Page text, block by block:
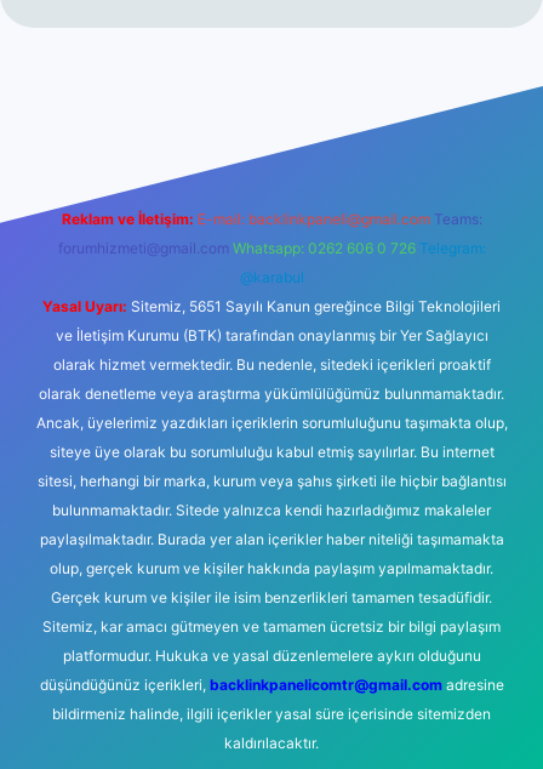
Reklam ve İletişim: E-mail: backlinkpaneli@gmail.com Teams:
forumhizmeti@gmail.com Whatsapp: 0262 606 0 726 Telegram:
@karabul
Yasal Uyarı: Sitemiz, 5651 Sayılı Kanun gereğince Bilgi Teknolojileri
ve İletişim Kurumu (BTK) tarafından onaylanmış bir Yer Sağlayıcı
olarak hizmet vermektedir. Bu nedenle, sitedeki içerikleri proaktif
olarak denetleme veya araştırma yükümlülüğümüz bulunmamaktadır.
Ancak, üyelerimiz yazdıkları içeriklerin sorumluluğunu taşımakta olup,
siteye üye olarak bu sorumluluğu kabul etmiş sayılırlar. Bu internet
sitesi, herhangi bir marka, kurum veya şahıs şirketi ile hiçbir bağlantısı
bulunmamaktadır. Sitede yalnızca kendi hazırladığımız makaleler
paylaşılmaktadır. Burada yer alan içerikler haber niteliği taşımamakta
olup, gerçek kurum ve kişiler hakkında paylaşım yapılmamaktadır.
Gerçek kurum ve kişiler ile isim benzerlikleri tamamen tesadüfidir.
Sitemiz, kar amacı gütmeyen ve tamamen ücretsiz bir bilgi paylaşım
platformudur. Hukuka ve yasal düzenlemelere aykırı olduğunu
düşündüğünüz içerikleri, backlinkpanelicomtr@gmail.comadresine
bildirmeniz halinde, ilgili içerikler yasal süre içerisinde sitemizden
kaldırılacaktır.